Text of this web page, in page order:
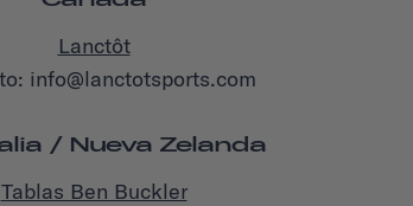
Lanctôt
info@lanctotsports.com
/ Nueva Zelanda
Tablas Ben Buckler